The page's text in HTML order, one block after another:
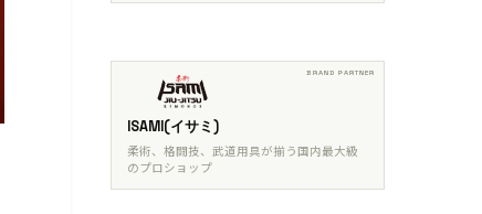
ISAMI(イサミ)
柔術、格闘技、武道用具が揃う国内最大級
のプロショップ